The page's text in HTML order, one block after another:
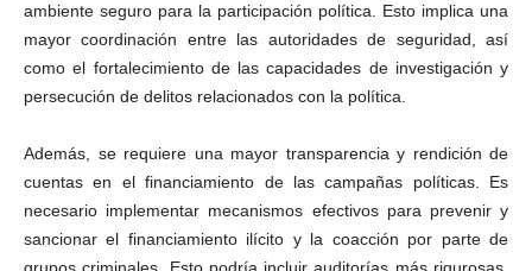
ambiente seguro para la participación política. Esto implica una
mayor coordinación entre las autoridades de seguridad, así
como el fortalecimiento de las capacidades de investigación y
persecución de delitos relacionados con la política.
Además, se requiere una mayor transparencia y rendición de
cuentas en el financiamiento de las campañas políticas. Es
necesario implementar mecanismos efectivos para prevenir y
sancionar el financiamiento ilícito y la coacción por parte de